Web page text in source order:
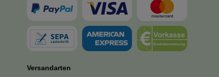
Versandarten